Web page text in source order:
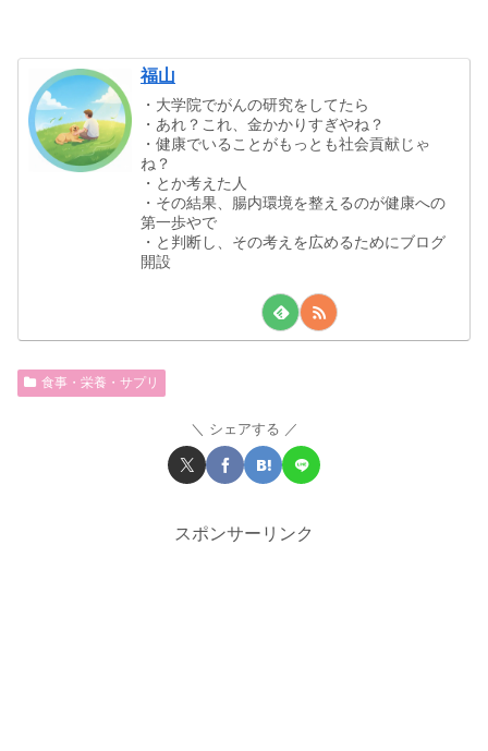
福山
・大学院でがんの研究をしてたら
・あれ？これ、金かかりすぎやね？
・健康でいることがもっとも社会貢献じゃ
ね？
・とか考えた人
・その結果、腸内環境を整えるのが健康への
第一歩やで
・と判断し、その考えを広めるためにブログ
開設
食事・栄養・サプリ
シェアする
スポンサーリンク